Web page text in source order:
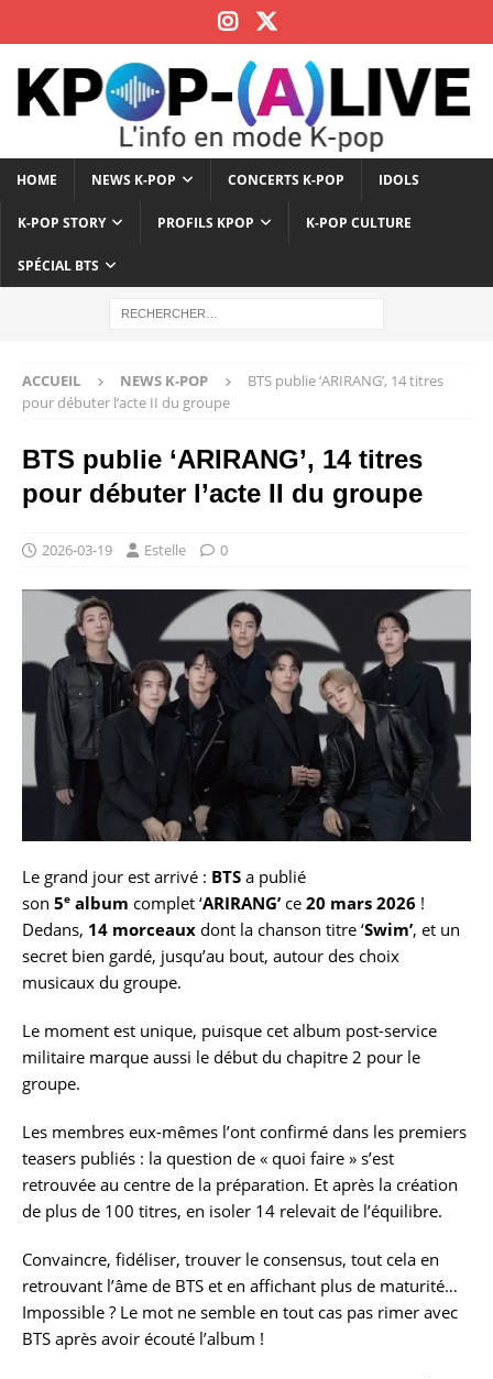
HOME NEWS K-POP CONCERTS K-POP IDOLS
K-POP STORY PROFILS KPOP K-POP CULTURE
SPÉCIAL BTS
ACCUEIL NEWS K-POP
BTS publie ‘ARIRANG’, 14 titres
pour débuter l’acte II du groupe
BTS publie ‘ARIRANG’, 14 titres
pour débuter l’acte II du groupe
2026-03-19 Estelle 0
Le grand jour est arrivé : BTS a publié
son 5e album complet ‘ARIRANG’ ce 20 mars 2026 !
Dedans, 14 morceaux dont la chanson titre ‘Swim’, et un
secret bien gardé, jusqu’au bout, autour des choix
musicaux du groupe.
Le moment est unique, puisque cet album post-service
militaire marque aussi le début du chapitre 2 pour le
groupe.
Les membres eux-mêmes l’ont confirmé dans les premiers
teasers publiés : la question de « quoi faire » s’est
retrouvée au centre de la préparation. Et après la création
de plus de 100 titres, en isoler 14 relevait de l’équilibre.
Convaincre, fidéliser, trouver le consensus, tout cela en
retrouvant l’âme de BTS et en affichant plus de maturité…
Impossible ? Le mot ne semble en tout cas pas rimer avec
BTS après avoir écouté l’album !